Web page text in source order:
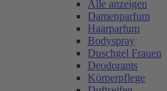
Alle anzeigen
Damenparfum
Haarparfum
Bodyspray
Duschgel Frauen
Deodorants
Körperpflege